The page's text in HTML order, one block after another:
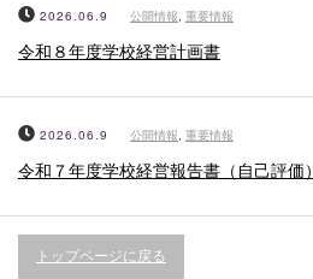
2026.06.9 公開情報 重要情報
令和８年度学校経営計画書
2026.06.9 公開情報 重要情報
令和７年度学校経営報告書（自己評価）
トップページに戻る